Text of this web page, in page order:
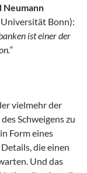
Neumann
Bonn):
ist einer der
vielmehr der
Schweigens zu
Form eines
die einen
Und das